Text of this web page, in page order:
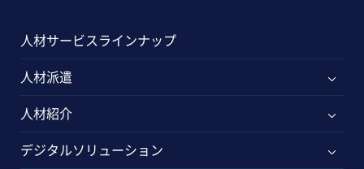
人材サービスラインナップ
人材派遣
人材紹介
デジタルソリューション